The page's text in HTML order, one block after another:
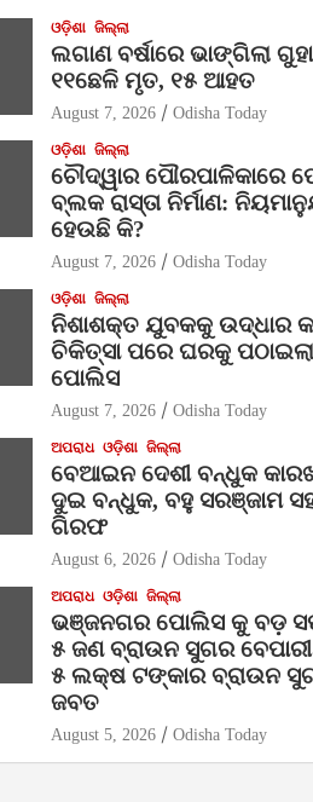
ଓଡ଼ିଶା ଜିଲ୍ଲା
ଲଗାଣ ବର୍ଷାରେ ଭାଙ୍ଗିଲା
୧୧ଛେଳି ମୃତ, ୧୫ ଆହତ
August 7, 2026 Odisha Today
ଓଡ଼ିଶା ଜିଲ୍ଲା
ଚୌଦ୍ୱାର ପୌରପାଳିକାରେ
ବ୍ଲକ ରାସ୍ତା ନିର୍ମାଣ:
ହେଉଛି କି?
August 7, 2026 Odisha Today
ଓଡ଼ିଶା ଜିଲ୍ଲା
ନିଶାଶକ୍ତ ଯୁବକକୁ ଉଦ୍ଧାର
ଚିକିତ୍ସା ପରେ ଘରକୁ
ପୋଲିସ
August 7, 2026 Odisha Today
ଅପରାଧ ଓଡ଼ିଶା ଜିଲ୍ଲା
ବେଆଇନ ଦେଶୀ ବନ୍ଧୁକ
ଦୁଇ ବନ୍ଧୁକ, ବହୁ ସରଞ୍ଜାମ
ଗିରଫ
August 6, 2026 Odisha Today
ଅପରାଧ ଓଡ଼ିଶା ଜିଲ୍ଲା
ଭଞ୍ଜନଗର ପୋଲିସ କୁ ବଡ଼
୫ ଜଣ ବ୍ରାଉନ ସୁଗର
୫ ଲକ୍ଷ ଟଙ୍କାର ବ୍ରାଉନ
ଜବତ
August 5, 2026 Odisha Today